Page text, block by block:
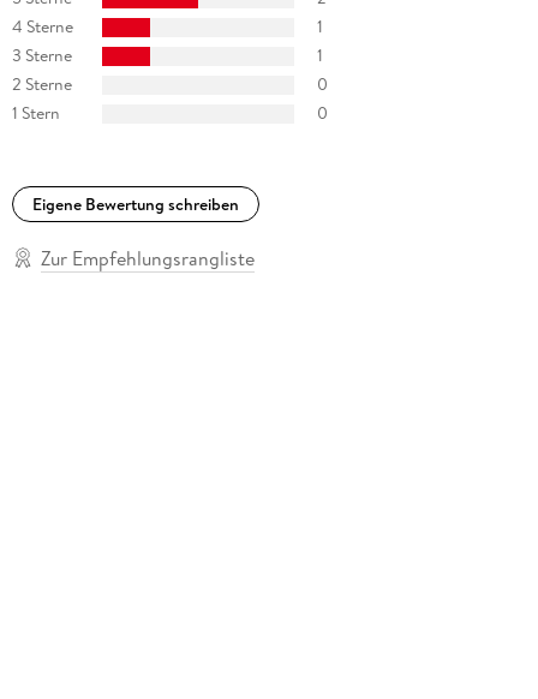
4 Sterne
1
3 Sterne
1
2 Sterne
0
1 Stern
0
Eigene Bewertung schreiben
Zur Empfehlungsrangliste